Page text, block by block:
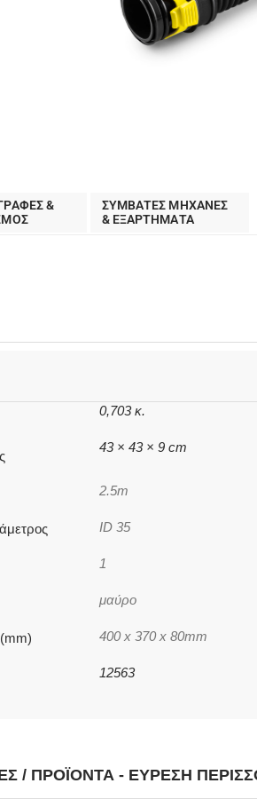
&
ΣΥΜΒΑΤΕΣ ΜΗΧΑΝΕΣ
& ΕΞΑΡΤΗΜΑΤΑ
0,703 κ.
43 × 43 × 9 cm
2.5m
ID 35
1
μαύρο
400 x 370 x 80mm
12563
/ ΠΡΟΪΌΝΤΑ - ΕΎΡΕΣΗ